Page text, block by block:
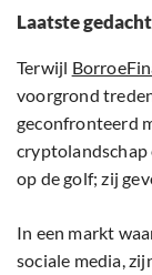
Laatste
Terwijl
voorgrond
geconfronteerd
cryptolandschap
op de golf; zij
In een markt
sociale media,